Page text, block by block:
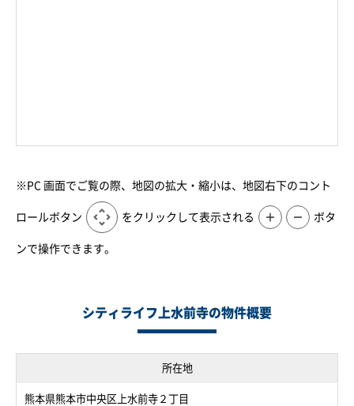
※PC 画面でご覧の際、地図の拡大・縮小は、地図右下のコント
ロールボタン をクリックして表示される ＋ － ボタ
ンで操作できます。
シティライフ上水前寺の物件概要
所在地
熊本県熊本市中央区上水前寺２丁目